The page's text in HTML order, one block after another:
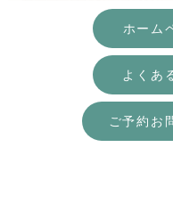
ホーム
よくあ
ご予約お